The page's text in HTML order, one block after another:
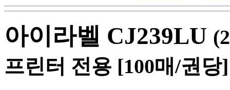
아이라벨 CJ239LU
프린터 전용 [100매/권당